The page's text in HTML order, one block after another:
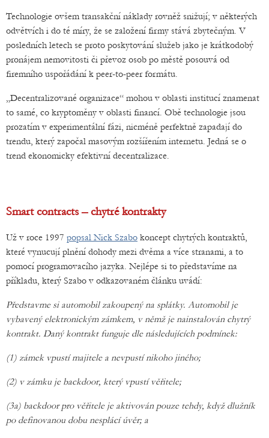
Technologie ovšem transakční náklady rovněž snižují; v některých
odvětvích i do té míry, že se založení firmy stává zbytečným. V
posledních letech se proto poskytování služeb jako je krátkodobý
pronájem nemovitosti či převoz osob po městě posouvá od
firemního uspořádání k peer-to-peer formátu.
„Decentralizované organizace“ mohou v oblasti institucí znamenat
to samé, co kryptoměny v oblasti financí. Obě technologie jsou
prozatím v experimentální fázi, nicméně perfektně zapadají do
trendu, který započal masovým rozšířením internetu. Jedná se o
trend ekonomicky efektivní decentralizace.
Smart contracts – chytré kontrakty
Už v roce 1997 popsal Nick Szabo koncept chytrých kontraktů,
které vynucují plnění dohody mezi dvěma a více stranami, a to
pomocí programovacího jazyka. Nejlépe si to představíme na
příkladu, který Szabo v odkazovaném článku uvádí:
Představme si automobil zakoupený na splátky. Automobil je
vybavený elektronickým zámkem, v němž je nainstalován chytrý
kontrakt. Daný kontrakt funguje dle následujících podmínek:
(1) zámek vpustí majitele a nevpustí nikoho jiného;
(2) v zámku je backdoor, který vpustí věřitele;
(3a) backdoor pro věřitele je aktivován pouze tehdy, když dlužník
po definovanou dobu nesplácí úvěr; a